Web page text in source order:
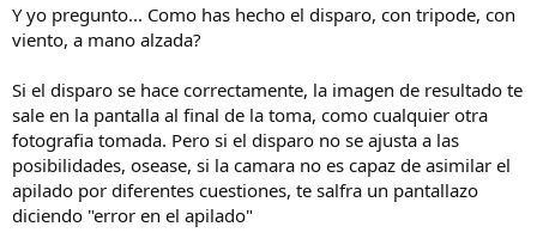
Y yo pregunto... Como has hecho el disparo, con tripode, con
viento, a mano alzada?
Si el disparo se hace correctamente, la imagen de resultado te
sale en la pantalla al final de la toma, como cualquier otra
fotografia tomada. Pero si el disparo no se ajusta a las
posibilidades, osease, si la camara no es capaz de asimilar el
apilado por diferentes cuestiones, te salfra un pantallazo
diciendo "error en el apilado"